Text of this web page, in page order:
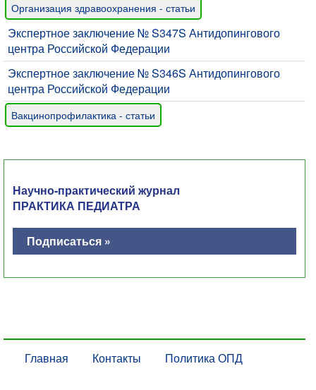
Организация здравоохранения - статьи
Экспертное заключение № S347S Антидопингового
центра Российской Федерации
Экспертное заключение № S346S Антидопингового
центра Российской Федерации
Вакцинопрофилактика - статьи
Научно-практический журнал
ПРАКТИКА ПЕДИАТРА
Подписаться »
Главная Контакты Политика ОПД